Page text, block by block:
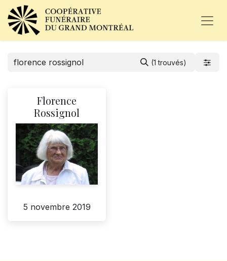
(1 trouvés)
Florence
Rossignol
5 novembre 2019